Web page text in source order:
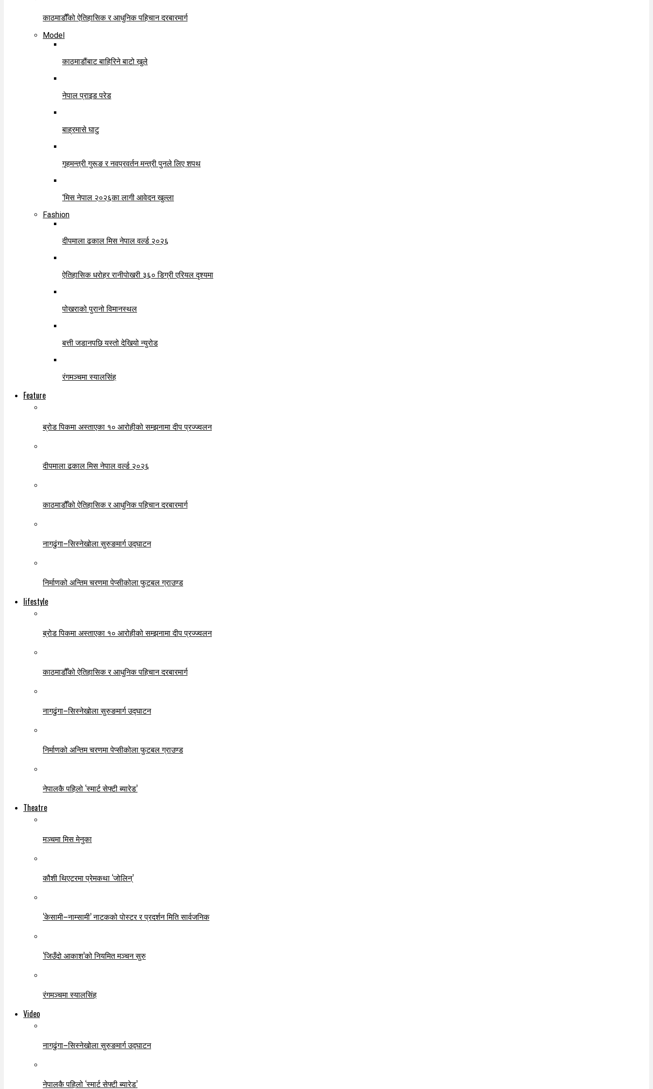
काठमाडौँको ऐतिहासिक र आधुनिक पहिचान दरबारमार्ग
Model
काठमाडौंबाट बाहिरिने बाटो खुले
नेपाल प्राइड परेड
बाह्रमासे घाटु
गृहमन्त्री गुरूङ र नवप्रवर्तन मन्त्री पुनले लिए शपथ
‘मिस नेपाल २०२६का लागी आवेदन खुल्ला
Fashion
दीपमाला ढकाल मिस नेपाल वर्ल्ड २०२६
ऐतिहासिक धरोहर रानीपोखरी ३६० डिग्री एरियल दृश्यमा
पोखराको पुरानो विमानस्थल
बत्ती जडानपछि यस्तो देखियो न्युरोड
रंगमञ्चमा स्यालसिंह
Feature
ब्रोड पिकमा अस्ताएका १० आरोहीको सम्झनामा दीप प्रज्ज्वलन
दीपमाला ढकाल मिस नेपाल वर्ल्ड २०२६
काठमाडौँको ऐतिहासिक र आधुनिक पहिचान दरबारमार्ग
नागढुंगा–सिस्नेखोला सुरुङमार्ग उद्घाटन
निर्माणको अन्तिम चरणमा पेप्सीकोला फुटबल ग्राउण्ड
lifestyle
ब्रोड पिकमा अस्ताएका १० आरोहीको सम्झनामा दीप प्रज्ज्वलन
काठमाडौँको ऐतिहासिक र आधुनिक पहिचान दरबारमार्ग
नागढुंगा–सिस्नेखोला सुरुङमार्ग उद्घाटन
निर्माणको अन्तिम चरणमा पेप्सीकोला फुटबल ग्राउण्ड
नेपालकै पहिलो ‘स्मार्ट सेफ्टी ब्यारेड’
Theatre
मञ्चमा मिस मेनुका
कौशी थिएटरमा प्रेमकथा ‘जोलिन्’
‘केसामी–नाम्सामी’ नाटकको पोस्टर र प्रदर्शन मिति सार्वजनिक
‘जिउँदो आकाश’को नियमित मञ्चन सुरु
रंगमञ्चमा स्यालसिंह
Video
नागढुंगा–सिस्नेखोला सुरुङमार्ग उद्घाटन
नेपालकै पहिलो ‘स्मार्ट सेफ्टी ब्यारेड’